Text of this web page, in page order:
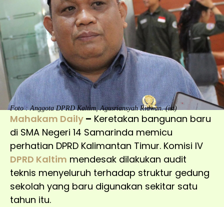
Foto : Anggota DPRD Kaltim, Agusriansyah Ridwan. (ist)
Mahakam Daily – Keretakan bangunan baru
di SMA Negeri 14 Samarinda memicu
perhatian DPRD Kalimantan Timur. Komisi IV
DPRD Kaltim mendesak dilakukan audit
teknis menyeluruh terhadap struktur gedung
sekolah yang baru digunakan sekitar satu
tahun itu.